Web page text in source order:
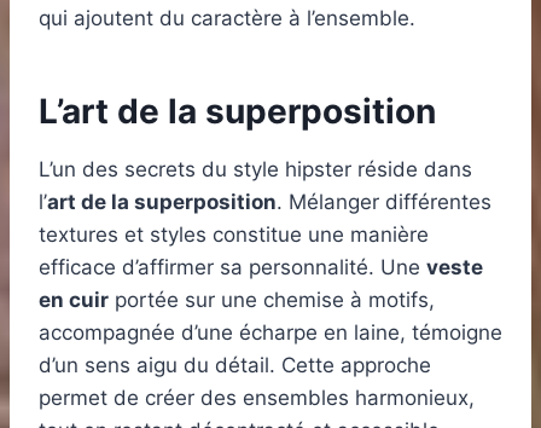
qui ajoutent du caractère à l’ensemble.
L’art de la superposition
L’un des secrets du style hipster réside dans
l’art de la superposition. Mélanger différentes
textures et styles constitue une manière
efficace d’affirmer sa personnalité. Une veste
en cuir portée sur une chemise à motifs,
accompagnée d’une écharpe en laine, témoigne
d’un sens aigu du détail. Cette approche
permet de créer des ensembles harmonieux,